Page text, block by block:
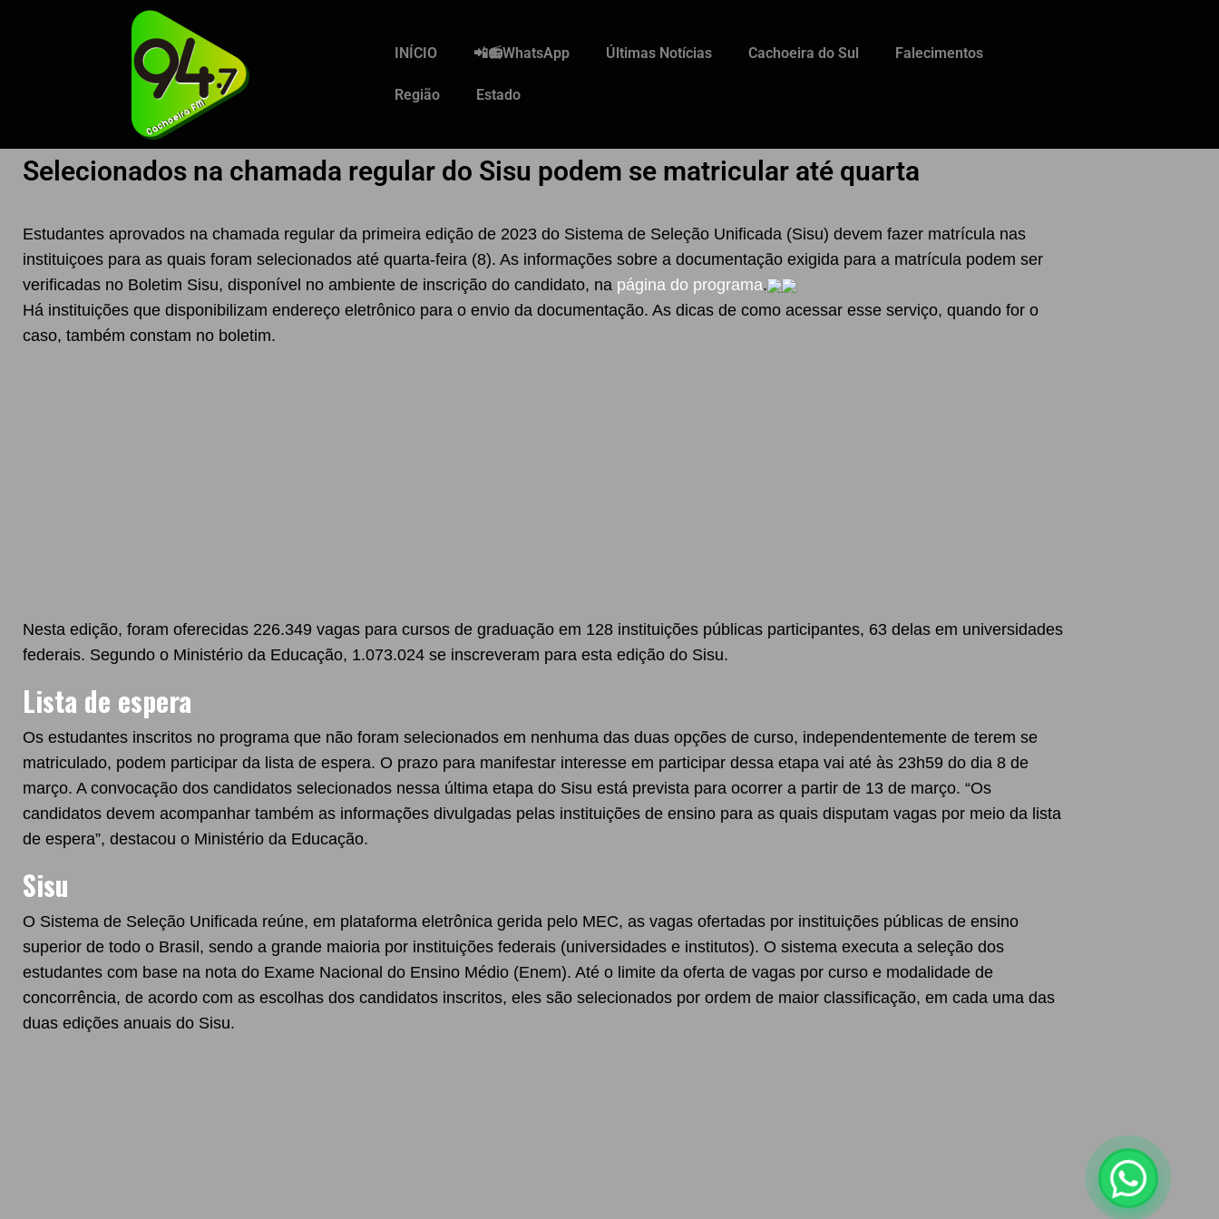
INÍCIO 📲📻WhatsApp Últimas Notícias Cachoeira do Sul Falecimentos
Região Estado
Selecionados na chamada regular do Sisu podem se matricular até quarta
Estudantes aprovados na chamada regular da primeira edição de 2023 do Sistema de Seleção Unificada (Sisu) devem fazer matrícula nas
instituiçoes para as quais foram selecionados até quarta-feira (8). As informações sobre a documentação exigida para a matrícula podem ser
verificadas no Boletim Sisu, disponível no ambiente de inscrição do candidato, na página do programa.
Há instituições que disponibilizam endereço eletrônico para o envio da documentação. As dicas de como acessar esse serviço, quando for o
caso, também constam no boletim.
Nesta edição, foram oferecidas 226.349 vagas para cursos de graduação em 128 instituições públicas participantes, 63 delas em universidades
federais. Segundo o Ministério da Educação, 1.073.024 se inscreveram para esta edição do Sisu.
Lista de espera
Os estudantes inscritos no programa que não foram selecionados em nenhuma das duas opções de curso, independentemente de terem se
matriculado, podem participar da lista de espera. O prazo para manifestar interesse em participar dessa etapa vai até às 23h59 do dia 8 de
março. A convocação dos candidatos selecionados nessa última etapa do Sisu está prevista para ocorrer a partir de 13 de março. “Os
candidatos devem acompanhar também as informações divulgadas pelas instituições de ensino para as quais disputam vagas por meio da lista
de espera”, destacou o Ministério da Educação.
Sisu
O Sistema de Seleção Unificada reúne, em plataforma eletrônica gerida pelo MEC, as vagas ofertadas por instituições públicas de ensino
superior de todo o Brasil, sendo a grande maioria por instituições federais (universidades e institutos). O sistema executa a seleção dos
estudantes com base na nota do Exame Nacional do Ensino Médio (Enem). Até o limite da oferta de vagas por curso e modalidade de
concorrência, de acordo com as escolhas dos candidatos inscritos, eles são selecionados por ordem de maior classificação, em cada uma das
duas edições anuais do Sisu.